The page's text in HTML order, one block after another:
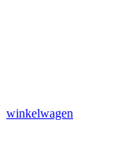
winkelwagen